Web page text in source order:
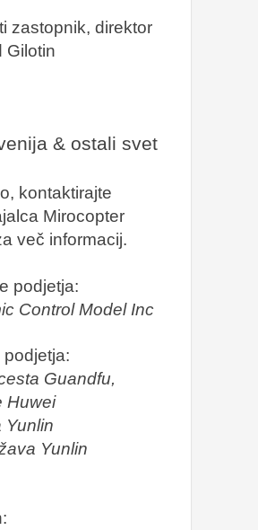
zastopnik, direktor
Gilotin
& ostali svet
kontaktirajte
Mirocopter
več informacij.
podjetja:
Control Model Inc
Guandfu,
Huwei
Yunlin
Yunlin